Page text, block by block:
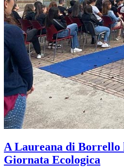
A Laureana di Borrello
Giornata Ecologica